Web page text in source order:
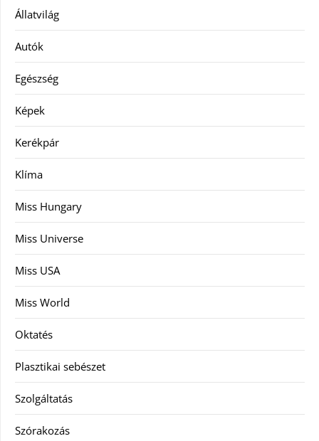
Állatvilág
Autók
Egészség
Képek
Kerékpár
Klíma
Miss Hungary
Miss Universe
Miss USA
Miss World
Oktatés
Plasztikai sebészet
Szolgáltatás
Szórakozás